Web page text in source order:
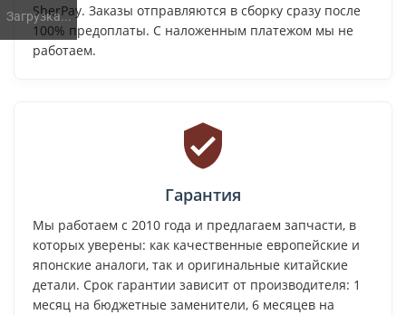
Загрузка...
SberPay. Заказы отправляются в сборку сразу после
100% предоплаты. С наложенным платежом мы не
работаем.
Гарантия
Мы работаем с 2010 года и предлагаем запчасти, в
которых уверены: как качественные европейские и
японские аналоги, так и оригинальные китайские
детали. Срок гарантии зависит от производителя: 1
месяц на бюджетные заменители, 6 месяцев на